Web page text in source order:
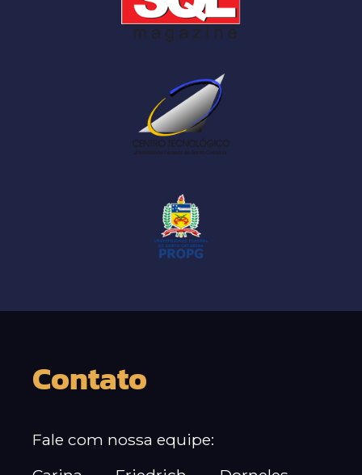
Contato
Fale com nossa equipe: